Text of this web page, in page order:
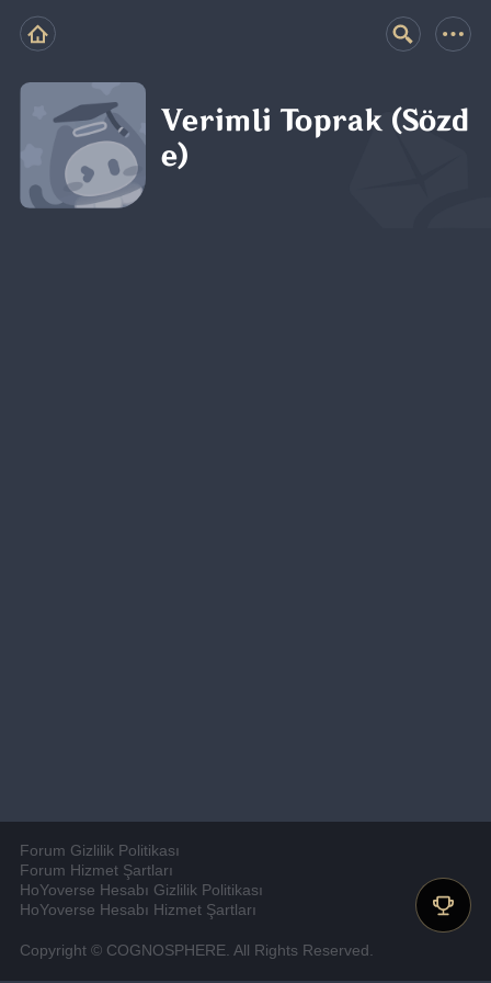
Verimli Toprak (Sözd
e)
Forum Gizlilik Politikası
Forum Hizmet Şartları
HoYoverse Hesabı Gizlilik Politikası
HoYoverse Hesabı Hizmet Şartları
Copyright © COGNOSPHERE. All Rights Reserved.